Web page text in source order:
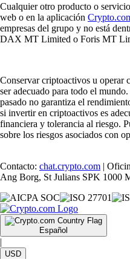
Cualquier otro producto o
web o en la aplicación
empresas del grupo y no está
DAX MT Limited o Foris MT
Conservar criptoactivos u operar
ser adecuado para todo el
pasado no garantiza el
si invertir en criptoactivos es
financiera y tolerancia al riesgo.
sobre los riesgos asociados con
Contacto: chat.crypto.com |
Ang Borg, St Julians SPK 1000
Español
|
USD